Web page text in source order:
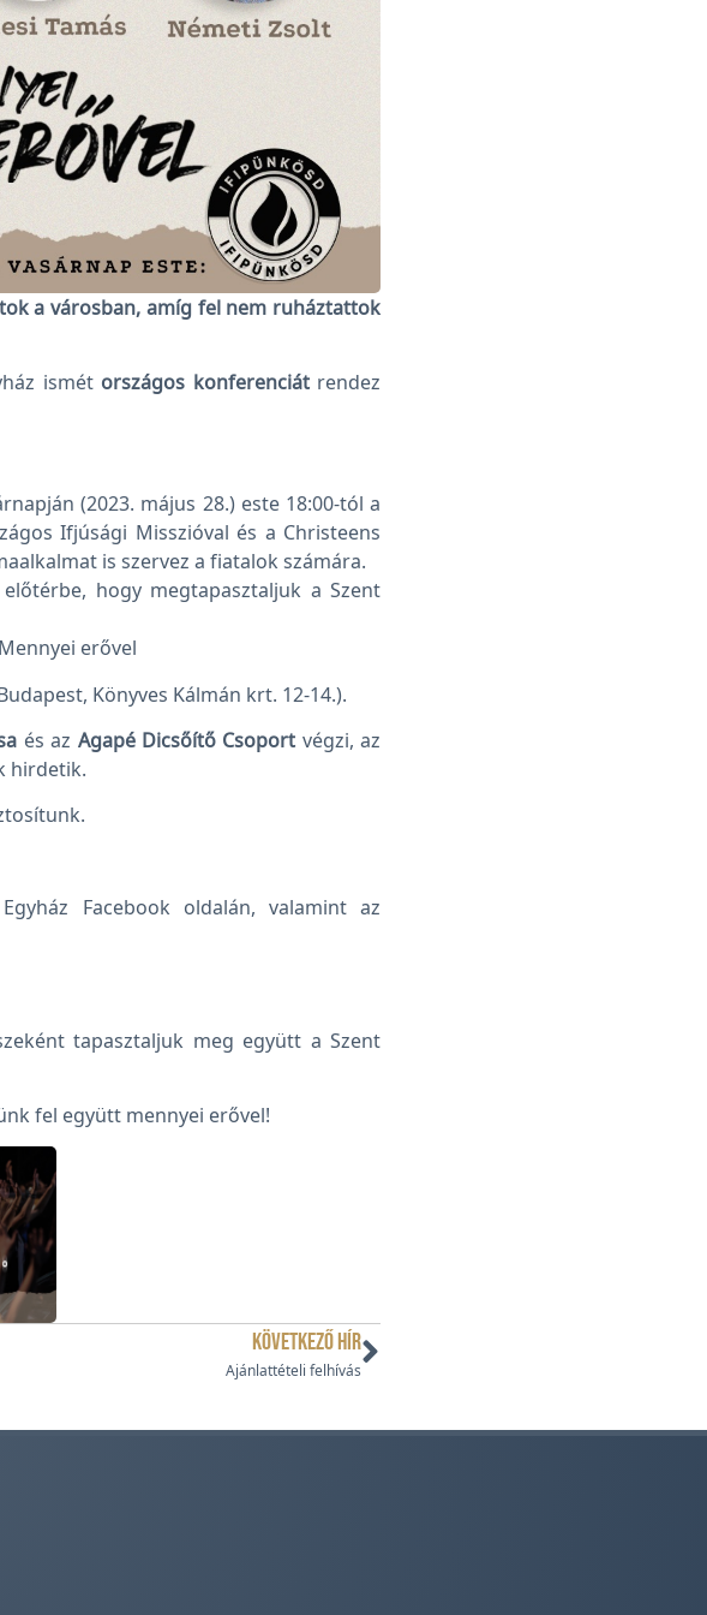
a városban, amíg fel nem ruháztattok
ismét országos konferenciátrendez
(2023. május 28.) este 18:00-tól a
Ifjúsági Misszióval és a Christeens
is szervez a fiatalok számára.
hogy megtapasztaljuk a Szent
erővel
Könyves Kálmán krt. 12-14.).
és az Agapé Dicsőítő Csoport végzi, az
hirdetik.
Facebook oldalán, valamint az
tapasztaljuk meg együtt a Szent
fel együtt mennyei erővel!
KÖVETKEZŐ HÍR
Ajánlattételi felhívás